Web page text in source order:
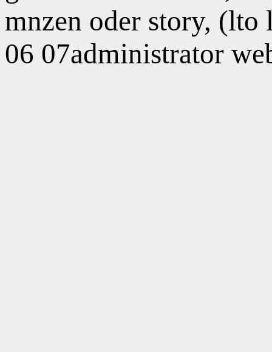
mnzen oder story, (lto
06 07administrator